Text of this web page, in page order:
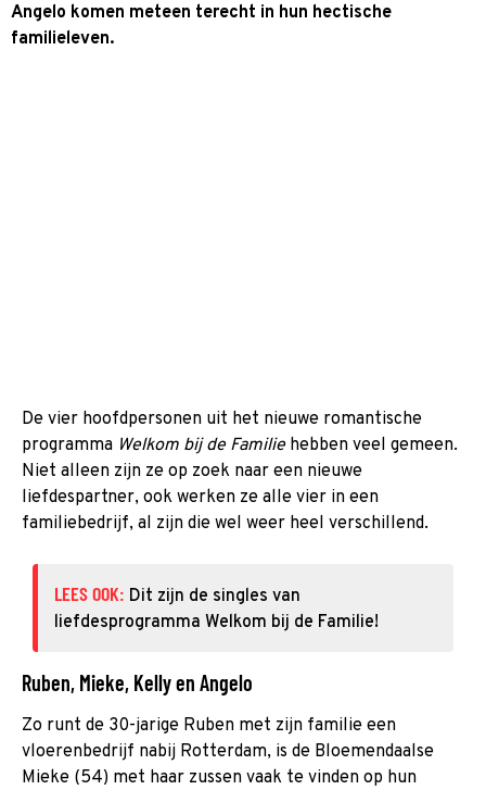
Angelo komen meteen terecht in hun hectische
familieleven.
De vier hoofdpersonen uit het nieuwe romantische
programma Welkom bij de Familiehebben veel gemeen.
Niet alleen zijn ze op zoek naar een nieuwe
liefdespartner, ook werken ze alle vier in een
familiebedrijf, al zijn die wel weer heel verschillend.
LEES OOK: Dit zijn de singles van
liefdesprogramma Welkom bij de Familie!
Ruben, Mieke, Kelly en Angelo
Zo runt de 30-jarige Ruben met zijn familie een
vloerenbedrijf nabij Rotterdam, is de Bloemendaalse
Mieke (54) met haar zussen vaak te vinden op hun